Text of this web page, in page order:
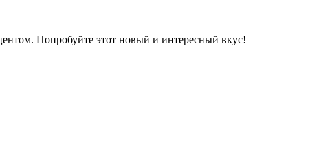
Попробуйте этот новый и интересный вкус!